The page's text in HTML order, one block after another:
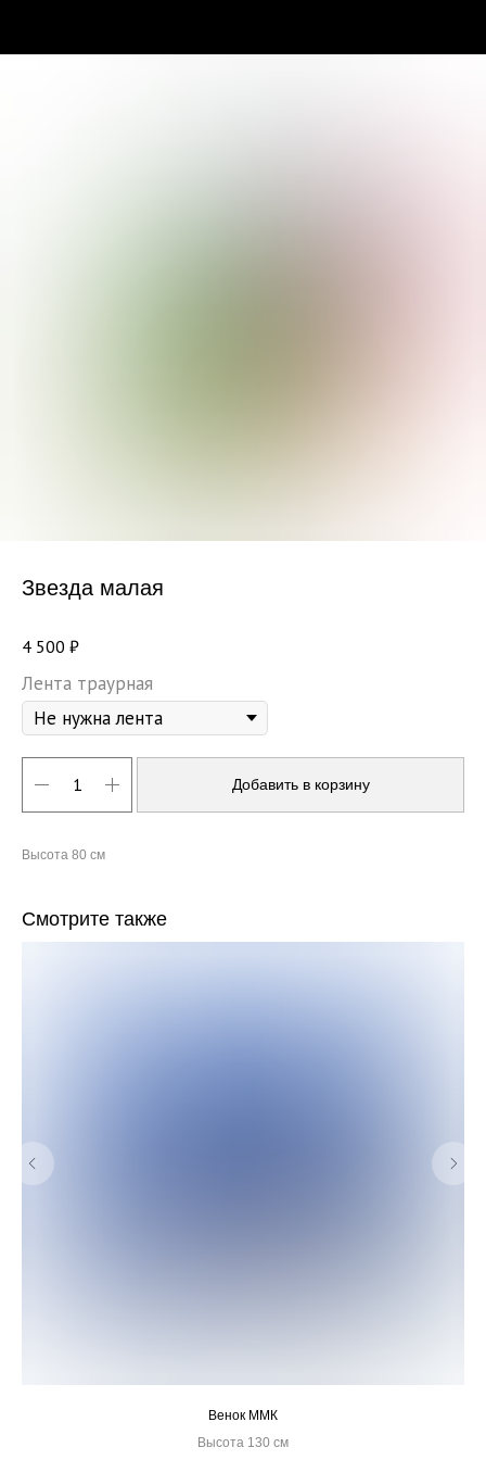
Звезда малая
4 500 ₽
Лента траурная
Добавить в корзину
Высота 80 см
Смотрите также
Венок ММК
Высота 130 см